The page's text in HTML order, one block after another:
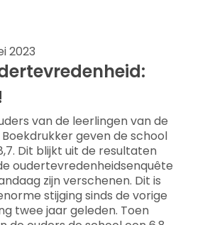
2023
van de leerlingen van de
Boekdrukker geven de school
Dit blijkt uit de resultaten
oudertevredenheidsenquête
zijn verschenen. Dit is
stijging sinds de vorige
twee jaar geleden. Toen